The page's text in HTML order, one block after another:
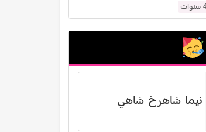
نیما شاهرخ شاهي